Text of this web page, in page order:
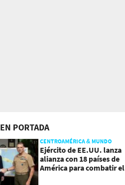
EN PORTADA
CENTROAMÉRICA & MUNDO
Ejército de EE.UU. lanza
alianza con 18 países de
América para combatir el